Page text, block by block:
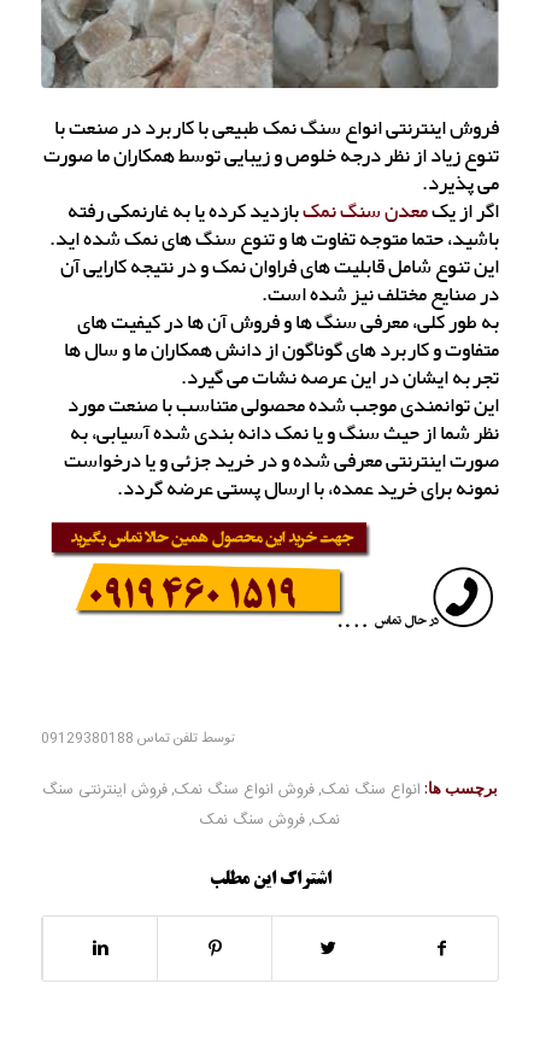
فروش اینترنتی انواع سنگ نمک طبیعی با کاربرد در صنعت با
تنوع زیاد از نظر درجه خلوص و زیبایی توسط همکاران ما صورت
می پذیرد.
اگر از یکمعدن سنگ نمکبازدید کرده یا به غارنمکی رفته
باشید، حتما متوجه تفاوت ها و تنوع سنگ های نمک شده اید.
این تنوع شامل قابلیت های فراوان نمک و در نتیجه کارایی آن
در صنایع مختلف نیز شده است.
به طور کلی، معرفی سنگ ها و فروش آن ها در کیفیت های
متفاوت و کاربرد های گوناگون از دانش همکاران ما و سال ها
تجربه ایشان در این عرصه نشات می گیرد.
این توانمندی موجب شده محصولی متناسب با صنعت مورد
نظر شما از حیث سنگ و یا نمک دانه بندی شده آسیابی، به
صورت اینترنتی معرفی شده و در خرید جزئی و یا درخواست
نمونه برای خرید عمده، با ارسال پستی عرضه گردد.
توسطتلفن تماس 09129380188
برچسب ها: انواع سنگ نمک, فروش انواع سنگ نمک, فروش اینترنتی سنگ
نمک, فروش سنگ نمک
اشتراک این مطلب